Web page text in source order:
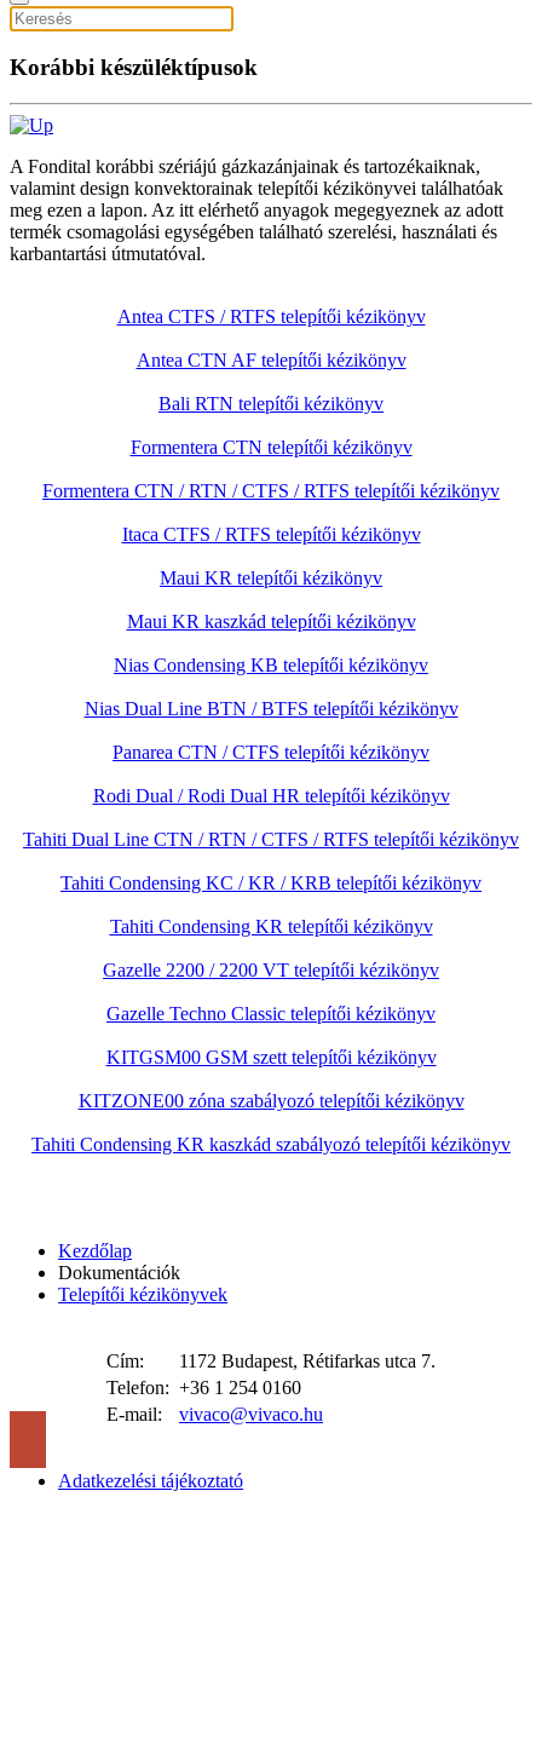
Korábbi készüléktípusok
A Fondital korábbi szériájú gázkazánjainak és tartozékaiknak,
valamint design konvektorainak telepítői kézikönyvei találhatóak
meg ezen a lapon. Az itt elérhető anyagok megegyeznek az adott
termék csomagolási egységében található szerelési, használati és
karbantartási útmutatóval.
Antea CTFS / RTFS telepítői kézikönyv
Antea CTN AF telepítői kézikönyv
Bali RTN telepítői kézikönyv
Formentera CTN telepítői kézikönyv
Formentera CTN / RTN / CTFS / RTFS telepítői kézikönyv
Itaca CTFS / RTFS telepítői kézikönyv
Maui KR telepítői kézikönyv
Maui KR kaszkád telepítői kézikönyv
Nias Condensing KB telepítői kézikönyv
Nias Dual Line BTN / BTFS telepítői kézikönyv
Panarea CTN / CTFS telepítői kézikönyv
Rodi Dual / Rodi Dual HR telepítői kézikönyv
Tahiti Dual Line CTN / RTN / CTFS / RTFS telepítői kézikönyv
Tahiti Condensing KC / KR / KRB telepítői kézikönyv
Tahiti Condensing KR telepítői kézikönyv
Gazelle 2200 / 2200 VT telepítői kézikönyv
Gazelle Techno Classic telepítői kézikönyv
KITGSM00 GSM szett telepítői kézikönyv
KITZONE00 zóna szabályozó telepítői kézikönyv
Tahiti Condensing KR kaszkád szabályozó telepítői kézikönyv
Kezdőlap
Dokumentációk
Telepítői kézikönyvek
Cím:
1172 Budapest, Rétifarkas utca 7.
Telefon: +36 1 254 0160
E-mail:
vivaco@vivaco.hu
Adatkezelési tájékoztató